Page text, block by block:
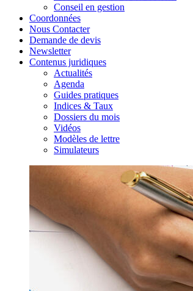
Conseil en gestion
Coordonnées
Nous Contacter
Demande de devis
Newsletter
Contenus juridiques
Actualités
Agenda
Guides pratiques
Indices & Taux
Dossiers du mois
Vidéos
Modèles de lettre
Simulateurs